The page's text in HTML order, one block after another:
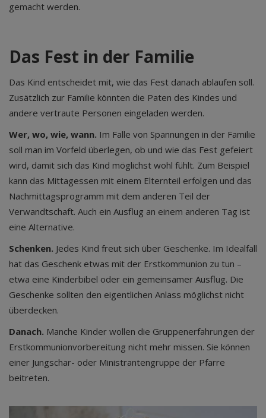
gemacht werden.
Das Fest in der Familie
Das Kind entscheidet mit, wie das Fest danach ablaufen soll.
Zusätzlich zur Familie könnten die Paten des Kindes und
andere vertraute Personen eingeladen werden.
Wer, wo, wie, wann. Im Falle von Spannungen in der Familie
soll man im Vorfeld überlegen, ob und wie das Fest gefeiert
wird, damit sich das Kind möglichst wohl fühlt. Zum Beispiel
kann das Mittagessen mit einem Elternteil erfolgen und das
Nachmittagsprogramm mit dem anderen Teil der
Verwandtschaft. Auch ein Ausflug an einem anderen Tag ist
eine Alternative.
Schenken. Jedes Kind freut sich über Geschenke. Im Idealfall
hat das Geschenk etwas mit der Erstkommunion zu tun –
etwa eine Kinderbibel oder ein gemeinsamer Ausflug. Die
Geschenke sollten den eigentlichen Anlass möglichst nicht
überdecken.
Danach. Manche Kinder wollen die Gruppenerfahrungen der
Erstkommunionvorbereitung nicht mehr missen. Sie können
einer Jungschar- oder Ministrantengruppe der Pfarre
beitreten.